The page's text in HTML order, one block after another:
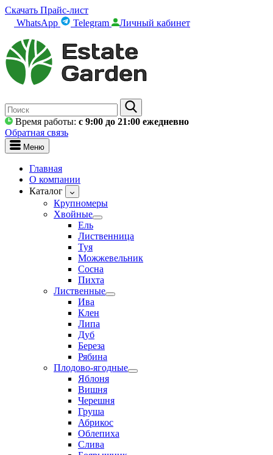
Скачать Прайс-лист
WhatsApp
Telegram Личный кабинет
Время работы: c 9:00 до 21:00 ежедневно
Обратная связь
Меню
Главная
О компании
Каталог
Крупномеры
Хвойные
Ель
Лиственница
Туя
Можжевельник
Сосна
Пихта
Лиственные
Ива
Клен
Липа
Дуб
Береза
Рябина
Плодово-ягодные
Яблоня
Вишня
Черешня
Груша
Абрикос
Облепиха
Слива